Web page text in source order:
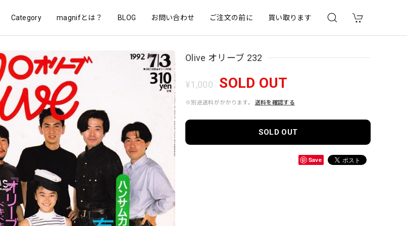
Category magnifとは？ BLOG お問い合わせ ご注文の前に 買い取ります
Olive オリーブ 232
¥1,000 SOLD OUT
※別途送料がかかります。 送料を確認する
SOLD OUT
Save